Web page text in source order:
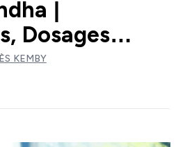
|
Dosages…
KEMBY